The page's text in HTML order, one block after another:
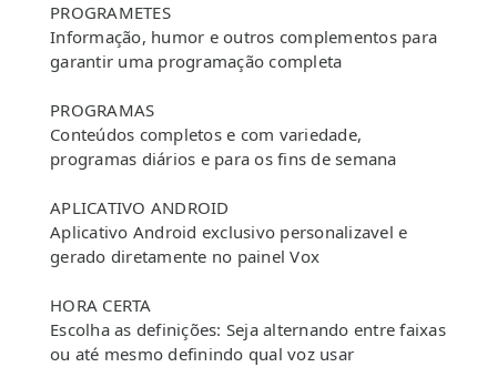
PROGRAMETES
Informação, humor e outros complementos para
garantir uma programação completa
PROGRAMAS
Conteúdos completos e com variedade,
programas diários e para os fins de semana
APLICATIVO ANDROID
Aplicativo Android exclusivo personalizavel e
gerado diretamente no painel Vox
HORA CERTA
Escolha as definições: Seja alternando entre faixas
ou até mesmo definindo qual voz usar